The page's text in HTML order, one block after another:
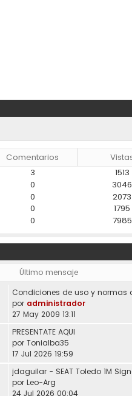
Comentarios
3
1513
0
3046
0
2073
0
1795
0 7985
Último mensaje
por administrador
27 May 2009 13:11
PRESENTATE AQUI
por Tonialba35
17 Jul 2026 19:59
por Leo-Arg
24 Jul 2026 00:04